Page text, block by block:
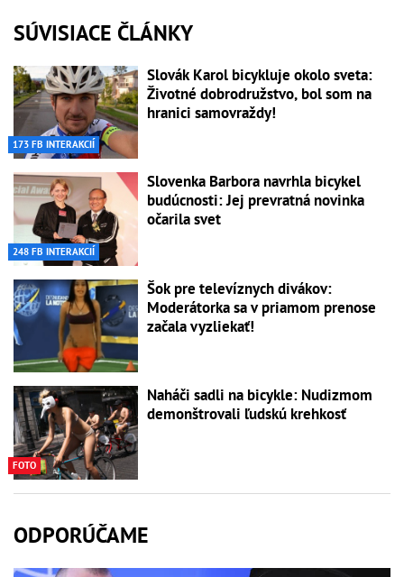
SÚVISIACE ČLÁNKY
173 FB INTERAKCIÍ
Slovák Karol bicykluje okolo sveta:
Životné dobrodružstvo, bol som na
hranici samovraždy!
248 FB INTERAKCIÍ
Slovenka Barbora navrhla bicykel
budúcnosti: Jej prevratná novinka
očarila svet
Šok pre televíznych divákov:
Moderátorka sa v priamom prenose
začala vyzliekať!
FOTO
Naháči sadli na bicykle: Nudizmom
demonštrovali ľudskú krehkosť
ODPORÚČAME